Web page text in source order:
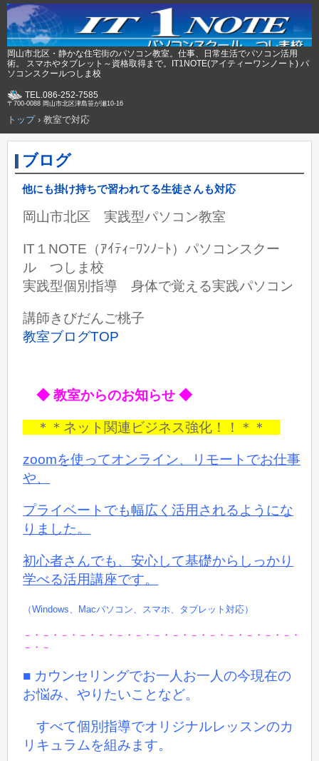
岡山市北区・静かな住宅街のパソコン教室。仕事、日常生活でパソコン活用
術。 スマホやタブレット～資格取得まで。IT1NOTE(アイティーワンノート) パ
ソコンスクールつしま校
TEL.086-252-7585
〒700-0088 岡山市北区津島笹が瀬10-16
トップ› 教室で対応
ブログ
他にも掛け持ちで習われてる生徒さんも対応
岡山市北区 実践型パソコン教室
IT１NOTE（ｱｲﾃｨｰﾜﾝﾉｰﾄ）パソコンスクー
ル つしま校
実践型個別指導 身体で覚える実践パソコン
講師きびだんご桃子
教室ブログTOP
◆ 教室からのお知らせ ◆
＊＊ネット関連ビジネス強化！！＊＊
zoomを使ってオンライン、リモートでお仕事
や、
プライベートでも幅広く活用されるようにな
りました。
初心者さんでも、安心して基礎からしっかり
学べる活用講座です。
（Windows、Macパソコン、スマホ、タブレット対応）
－・－・－・－・－・－・－・－・－・－・－・－・－・－・－・
－・－
■ カウンセリングでお一人お一人の今現在の
お悩み、やりたいことなど。
すべて個別指導でオリジナルレッスンのカ
リキュラムを組みます。